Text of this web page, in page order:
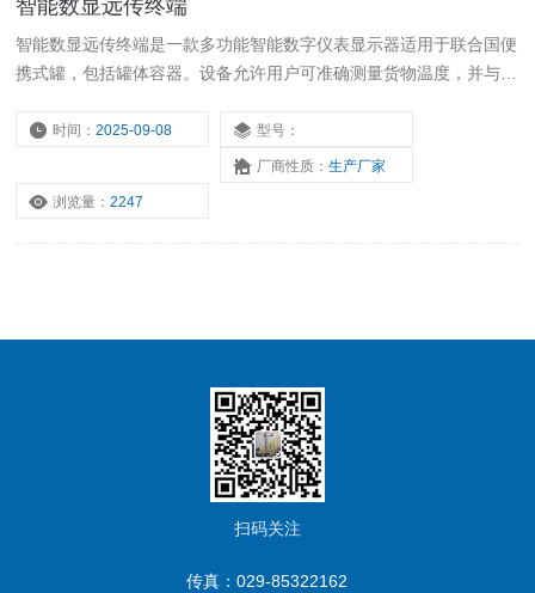
智能数显远传终端
智能数显远传终端是一款多功能智能数字仪表显示器适用于联合国便
携式罐，包括罐体容器。设备允许用户可准确测量货物温度，并与之
压力。时间：2025-09-08 型号：
厂商性质： 生产厂家
浏览量：2247
扫码关注
传真：029-85322162